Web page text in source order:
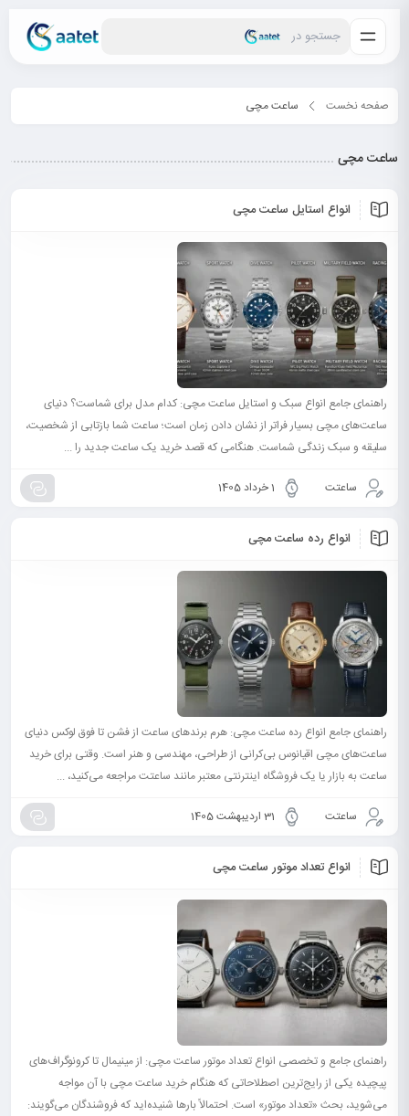
جستجو در
صفحه نخست ساعت مچی
ساعت مچی
انواع استایل ساعت مچی
راهنمای جامع انواع سبک و استایل ساعت مچی: کدام مدل برای شماست؟ دنیای
ساعت‌های مچی بسیار فراتر از نشان دادن زمان است؛ ساعت شما بازتابی از شخصیت،
سلیقه و سبک زندگی شماست. هنگامی که قصد خرید یک ساعت جدید را ...
ساعتت 1 خرداد 1405
انواع رده ساعت مچی
راهنمای جامع انواع رده ساعت مچی: هرم برندهای ساعت از فشن تا فوق لوکس دنیای
ساعت‌های مچی اقیانوس بی‌کرانی از طراحی، مهندسی و هنر است. وقتی برای خرید
ساعت به بازار یا یک فروشگاه اینترنتی معتبر مانند ساعتت مراجعه می‌کنید، ...
ساعتت 31 اردیبهشت 1405
انواع تعداد موتور ساعت مچی
راهنمای جامع و تخصصی انواع تعداد موتور ساعت مچی: از مینیمال تا کرونوگراف‌های
پیچیده یکی از رایج‌ترین اصطلاحاتی که هنگام خرید ساعت مچی با آن مواجه
می‌شوید، بحث «تعداد موتور» است. احتمالاً بارها شنیده‌اید که فروشندگان می‌گویند: